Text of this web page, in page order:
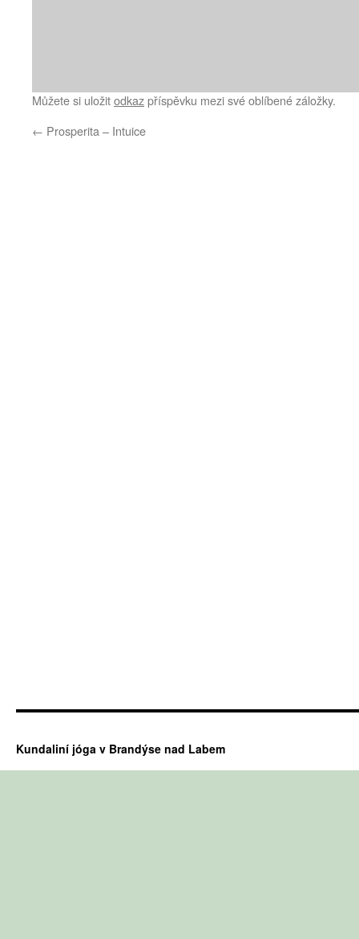
Můžete si uložitodkazpříspěvku mezi své oblíbené záložky.
← Prosperita – Intuice
Kundaliní jóga v Brandýse nad Labem